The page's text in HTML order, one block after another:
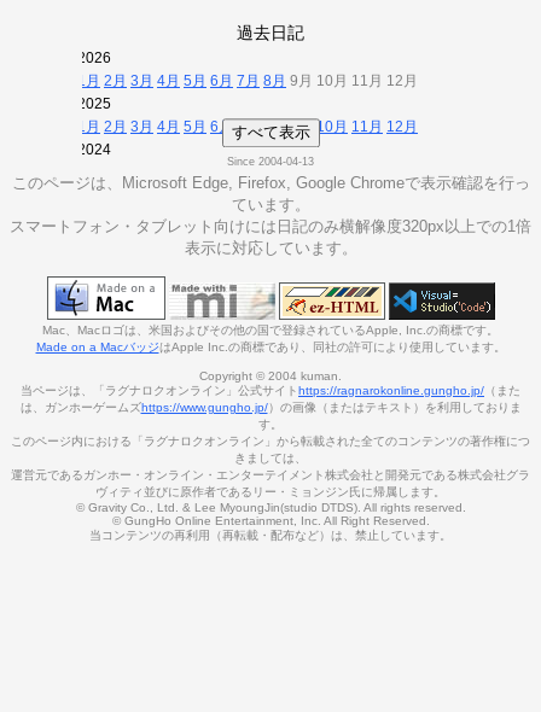
過去日記
2026
1月 2月 3月 4月 5月 6月 7月 8月 9月 10月 11月 12月
2025
1月 2月 3月 4月 5月 6月 7月 8月 9月 10月 11月 12月
2024
2月 3月 4月 5月 6月 7月 8月 9月 10月 11月
2023
1月
2月 3月 4月 5月 6月 7月 8月 9月 10月 11月 12月
2021
1月 2月 3月 5月 6月 7月 8月 9月 10月 11月
12月
2020
1月 2月 3月 4月 5月 6月 7月 8月 9月 10月 11月 12月
1月 2月 3月 4月 5月 6月 7月 8月 9月 10月 11月 12月
1月 2月 3月 4月 5月 6月 7月 8月 9月 10月 11月 12月
2017
1月 2月 3月 4月 5月 6月 7月 8月 9月 10月 11月 12月
2016
1月 2月 3月 4月 5月 6月 7月 8月 9月 10月 11月 12月
すべて表示
Since 2004-04-13
このページは、Microsoft Edge, Firefox, Google Chromeで表示確認を行っ
ています。
スマートフォン・タブレット向けには日記のみ横解像度320px以上での1倍
表示に対応しています。
Mac、Macロゴは、米国およびその他の国で登録されているApple, Inc.の商標です。
Made on a MacバッジはApple Inc.の商標であり、同社の許可により使用しています。
Copyright © 2004 kuman
当ページは、「ラグナロクオンライン」公式サイトhttps://ragnarokonline.gungho.jp/ （また
は、ガンホーゲームズhttps://www.gungho.jp/）の画像（またはテキスト）を利用しておりま
す。
このページ内における「ラグナロクオンライン」から転載された全てのコンテンツの著作権につ
きましては、
運営元であるガンホー・オンライン・エンターテイメント株式会社 と開発元である株式会社グラ
ヴィティ 並びに原作者である リー・ミョンジン氏に帰属します。
© Gravity Co., Ltd. & Lee MyoungJin(studio DTDS). All rights reserved.
© GungHo Online Entertainment, Inc. All Right Reserved.
当コンテンツの再利用（再転載・配布など）は、禁止しています。